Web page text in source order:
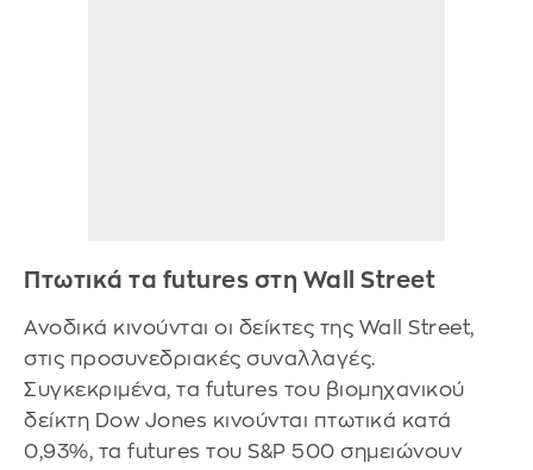
Πτωτικά τα futures στη Wall Street
Ανοδικά κινούνται οι δείκτες της Wall Street,
στις προσυνεδριακές συναλλαγές.
Συγκεκριμένα, τα futures του βιομηχανικού
δείκτη Dow Jones κινούνται πτωτικά κατά
0,93%, τα futures του S&P 500 σημειώνουν